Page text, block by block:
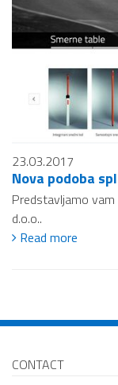
23.03.2017
Nova podoba
Predstavljamo
d.o.o..
Read more
CONTACT